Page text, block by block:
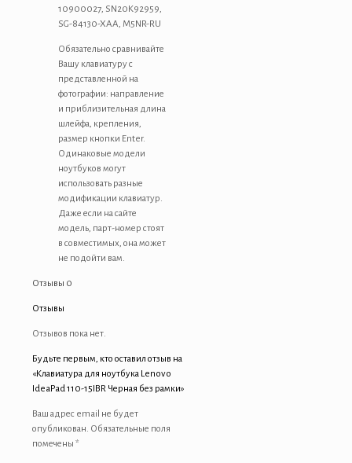
10900027, SN20K92959,
SG-84130-XAA, M5NR-RU
Обязательно сравнивайте
Вашу клавиатуру с
представленной на
фотографии: направление
и приблизительная длина
шлейфа, крепления,
размер кнопки Enter.
Одинаковые модели
ноутбуков могут
использовать разные
модификации клавиатур.
Даже если на сайте
модель, парт-номер стоят
в совместимых, она может
не подойти вам.
Отзывы 0
Отзывы
Отзывов пока нет.
Будьте первым, кто оставил отзыв на
«Клавиатура для ноутбука Lenovo
IdeaPad 110-15IBR Черная без рамки»
Ваш адрес email не будет
опубликован. Обязательные поля
помечены *